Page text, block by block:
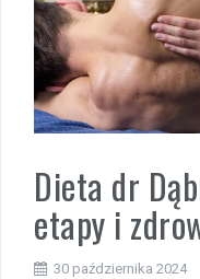
Dieta dr
etapy i
30 października 2024